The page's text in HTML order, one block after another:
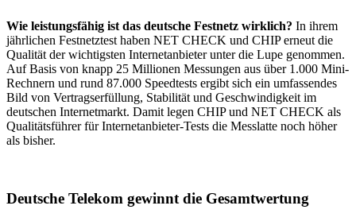
Wie leistungsfähig ist das deutsche Festnetz wirklich? In ihrem
jährlichen Festnetztest haben NET CHECK und CHIP erneut die
Qualität der wichtigsten Internetanbieter unter die Lupe genommen.
Auf Basis von knapp 25 Millionen Messungen aus über 1.000 Mini-
Rechnern und rund 87.000 Speedtests ergibt sich ein umfassendes
Bild von Vertragserfüllung, Stabilität und Geschwindigkeit im
deutschen Internetmarkt. Damit legen CHIP und NET CHECK als
Qualitätsführer für Internetanbieter-Tests die Messlatte noch höher
als bisher.
Deutsche Telekom gewinnt die Gesamtwertung